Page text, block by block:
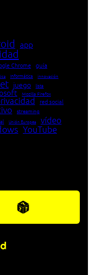
app
Chrome guía
Informática innovación
juego lista
Mozilla Firefox
red social
streaming
Unión Europea vídeo
YouTube
d